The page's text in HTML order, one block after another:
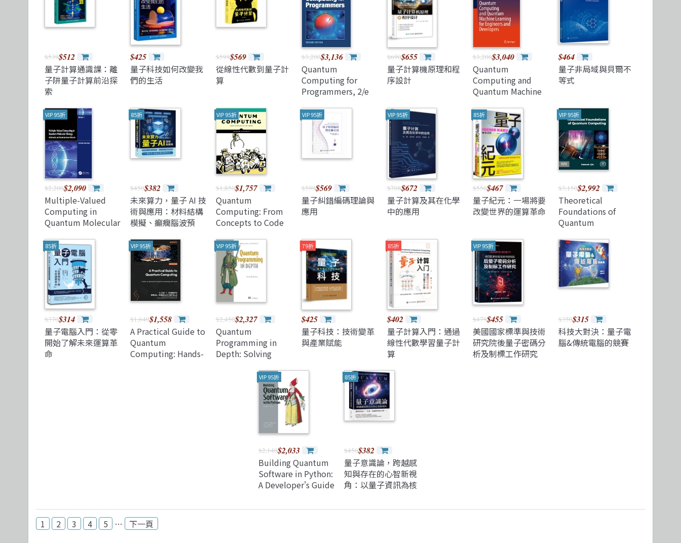
$539$512
量子計算通識課：離
子阱量子計算前沿探
索
$425
量子科技如何改變我
們的生活
$599$569
從線性代數到量子計
算
$3,200$3,136
Quantum
Computing for
Programmers, 2/e
$690$655
量子計算機原理和程
序設計
$3,200$3,040
Quantum
Computing and
Quantum Machine
Engineers and
Developers
$464
量子非局域與貝爾不
等式
VIP 95折
$2,200$2,090
Multiple-Valued
Computing in
Quantum Molecular
and Combinational
Circuits
85折
$450$382
未來算力，量子 AI 技
術與應用：材料結構
模擬、癲癇腦波預
析……解決傳統 AI 算
力瓶頸，重構未來產
業版圖
VIP 95折
$1,850$1,757
Quantum
Computing: From
Concepts to Code
VIP 95折
$599$569
量子糾錯編碼理論與
應用
VIP 95折
$708$672
量子計算及其在化學
中的應用
85折
$550$467
量子紀元：一場將要
改變世界的運算革命
VIP 95折
$3,150$2,992
Theoretical
Foundations of
Quantum
(Paperback)
85折
$370$314
量子電腦入門：從零
開始了解未來運算革
命
VIP 95折
$1,640$1,558
A Practical Guide to
Quantum
Computing: Hands-
VIP 95折
$2,450$2,327
Quantum
Programming in
Depth: Solving
79折
$425
量子科技：技術變革
與產業賦能
85折
$402
量子計算入門：通過
線性代數學習量子計
算
VIP 95折
$479$455
美國國家標準與技術
研究院後量子密碼分
析及制標工作研究
$350$315
科技大對決：量子電
腦&傳統電腦的競賽
VIP 95折
$2,140$2,033
Building Quantum
Software in Python:
A Developer's Guide
85折
$450$382
量子意識論，跨越感
知與存在的心智新視
角：以量子資訊為核
與因應機制，尋找意
1 2 3 4 5 … 下一頁